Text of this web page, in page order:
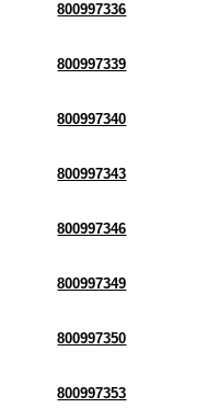
800997336
800997339
800997340
800997343
800997346
800997349
800997350
800997353